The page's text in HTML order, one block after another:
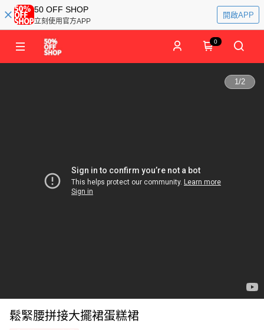
50 OFF SHOP
立刻使用官方APP
開啟APP
0
1/2
鬆緊腰拼接大擺裙蛋糕裙